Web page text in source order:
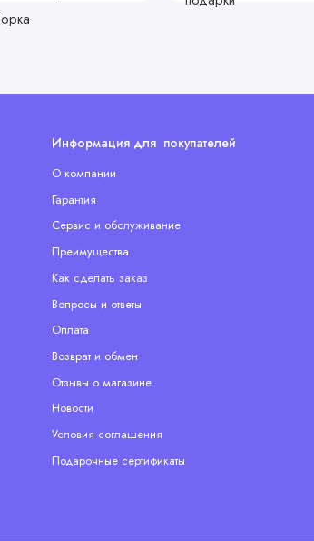
Информация для покупателей
О компании
Гарантия
Сервис и обслуживание
Преимущества
Как сделать заказ
Вопросы и ответы
Оплата
Возврат и обмен
Отзывы о магазине
Новости
Условия соглашения
Подарочные сертификаты